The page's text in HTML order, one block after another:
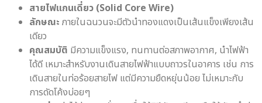
สายไฟแกนเดี่ยว (Solid Core Wire)
ลักษณะ ภายในฉนวนจะมีตัวนำทองแดงเป็นเส้นแข็งเพียงเส้น
เดียว
คุณสมบัติ มีความแข็งแรง, ทนทานต่อสภาพอากาศ, นำไฟฟ้า
ได้ดี เหมาะสำหรับงานเดินสายไฟฟ้าแบบถาวรในอาคาร เช่น การ
เดินสายในท่อร้อยสายไฟ แต่มีความยืดหยุ่นน้อย ไม่เหมาะกับ
การดัดโค้งบ่อยๆ